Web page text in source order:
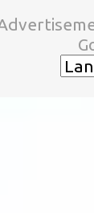
ン コン